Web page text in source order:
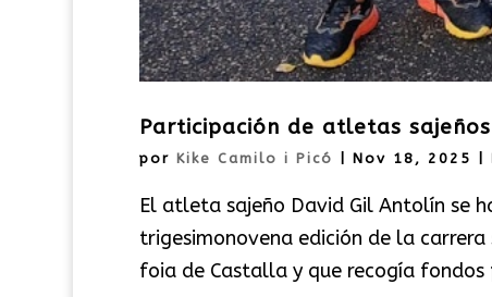
Participación de atletas
por Kike Camilo i Picó Nov 18, 2025
El atleta sajeño David Gil Antolín se
trigesimonovena edición de la
foia de Castalla y que recogía fondos